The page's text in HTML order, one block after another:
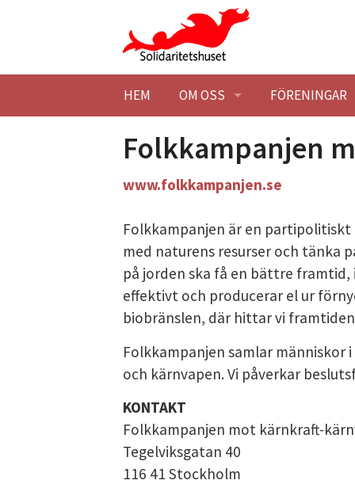
HEM OM OSS
BESÖK OSS HITTA HIT
STUDIEBESÖK
KONTAKTA OSS
SOLIDARITETSHUSET EK.
STADGAR
BLI MEDLEM
MILJÖPOLICY
HISTORIK
BARNÄNGEN -
LOKALER LEDIGA
FÖRENINGAR
BLI MEDLEM
Folkkampanjen
www.folkkampanjen.se
Folkkampanjen är en
med naturens resurser och tänka
på jorden ska få en bättre
effektivt och producerar el ur
biobränslen, där hittar vi
Folkkampanjen samlar
och kärnvapen. Vi påverkar
KONTAKT
Folkkampanjen mot kärnkraft-
Tegelviksgatan 40
116 41 Stockholm